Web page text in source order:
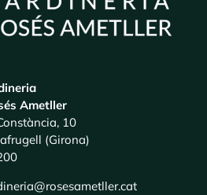
Ametller
10
(Girona)